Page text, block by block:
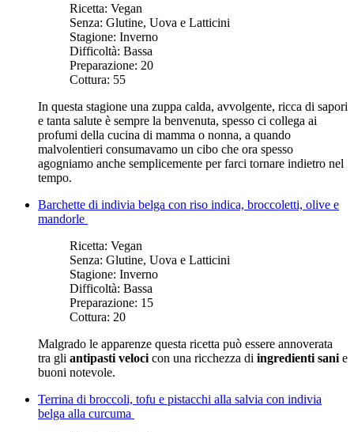
Ricetta: Vegan
Senza: Glutine, Uova e Latticini
Stagione: Inverno
Difficoltà: Bassa
Preparazione: 20
Cottura: 55
In questa stagione una zuppa calda, avvolgente, ricca di sapori
e tanta salute è sempre la benvenuta, spesso ci collega ai
profumi della cucina di mamma o nonna, a quando
malvolentieri consumavamo un cibo che ora spesso
agogniamo anche semplicemente per farci tornare indietro nel
tempo.
Barchette di indivia belga con riso indica, broccoletti, olive e
mandorle
Ricetta: Vegan
Senza: Glutine, Uova e Latticini
Stagione: Inverno
Difficoltà: Bassa
Preparazione: 15
Cottura: 20
Malgrado le apparenze questa ricetta può essere annoverata
tra gli antipasti veloci con una ricchezza di ingredienti sani e
buoni notevole.
Terrina di broccoli, tofu e pistacchi alla salvia con indivia
belga alla curcuma